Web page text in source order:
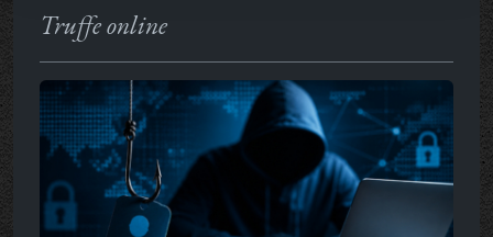
Truffe online